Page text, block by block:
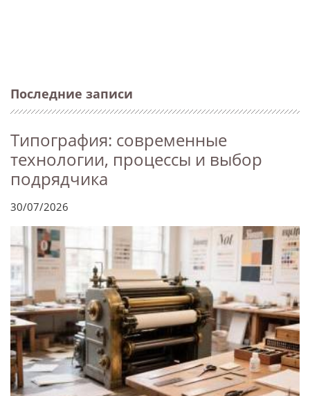
Последние записи
Типография: современные
технологии, процессы и выбор
подрядчика
30/07/2026